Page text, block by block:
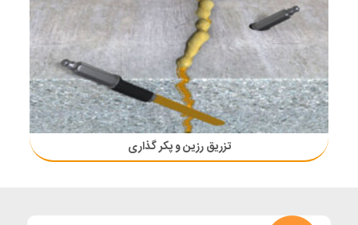
تزریق رزین و پکر گذاری